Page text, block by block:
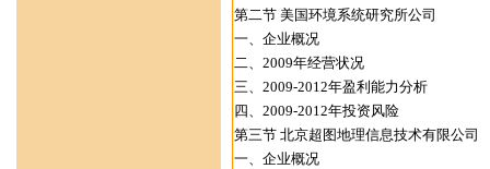
第二节 美国环境系统研究所公司
一、企业概况
二、2009年经营状况
三、2009-2012年盈利能力分析
四、2009-2012年投资风险
第三节 北京超图地理信息技术有限公司
一、企业概况